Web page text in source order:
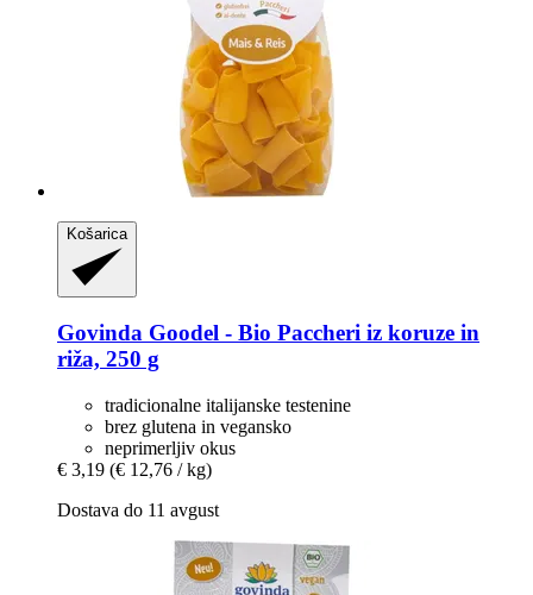
Košarica
Govinda Goodel -​ Bio Paccheri iz koruze in
riža, 250 g
tradicionalne italijanske testenine
brez glutena in vegansko
neprimerljiv okus
€ 3,19 (€ 12,76 / kg)
Dostava do 11 avgust